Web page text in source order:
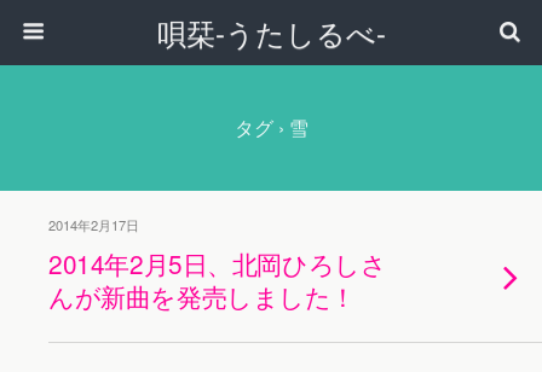
唄栞-うたしるべ-
タグ › 雪
2014年2月17日
2014年2月5日、北岡ひろしさ
んが新曲を発売しました！